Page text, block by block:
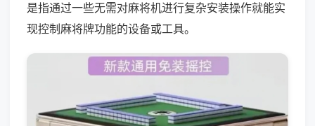
是指通过一些无需对麻将机进行复杂安装操作就能实
现控制麻将牌功能的设备或工具。